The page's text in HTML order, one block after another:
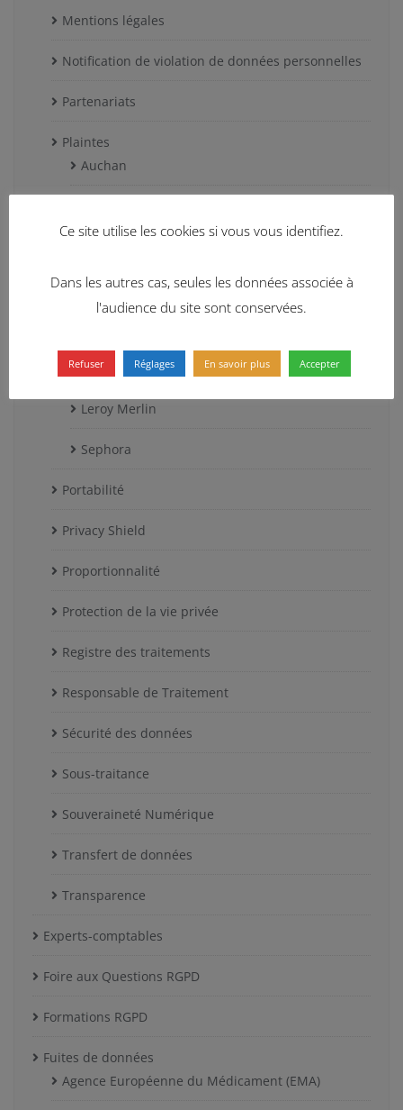
Mentions légales
Notification de violation de données personnelles
Partenariats
Plaintes
Auchan
Free Mobile
Huffington Post
Leroy Merlin
Sephora
Portabilité
Privacy Shield
Proportionnalité
Protection de la vie privée
Registre des traitements
Responsable de Traitement
Sécurité des données
Sous-traitance
Souveraineté Numérique
Transfert de données
Transparence
Experts-comptables
Foire aux Questions RGPD
Formations RGPD
Fuites de données
Agence Européenne du Médicament (EMA)
Ce site utilise les cookies si vous vous identifiez.
Dans les autres cas, seules les données associée à
l'audience du site sont conservées.
Refuser Réglages En savoir plus Accepter